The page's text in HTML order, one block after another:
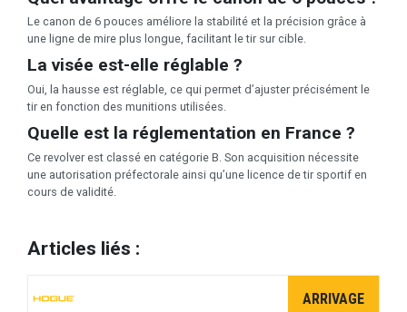
Le canon de 6 pouces améliore la stabilité et la précision grâce à
une ligne de mire plus longue, facilitant le tir sur cible.
La visée est-elle réglable ?
Oui, la hausse est réglable, ce qui permet d’ajuster précisément le
tir en fonction des munitions utilisées.
Quelle est la réglementation en France ?
Ce revolver est classé en catégorie B. Son acquisition nécessite
une autorisation préfectorale ainsi qu’une licence de tir sportif en
cours de validité.
Articles liés :
ARRIVAGE